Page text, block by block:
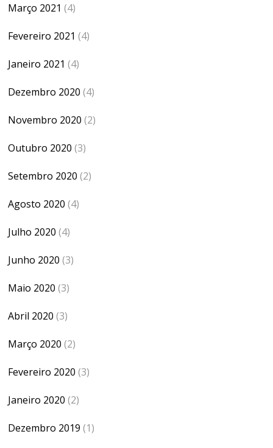
Março 2021 (4)
Fevereiro 2021 (4)
Janeiro 2021 (4)
Dezembro 2020 (4)
Novembro 2020 (2)
Outubro 2020 (3)
Setembro 2020 (2)
Agosto 2020 (4)
Julho 2020 (4)
Junho 2020 (3)
Maio 2020 (3)
Abril 2020 (3)
Março 2020 (2)
Fevereiro 2020 (3)
Janeiro 2020 (2)
Dezembro 2019 (1)